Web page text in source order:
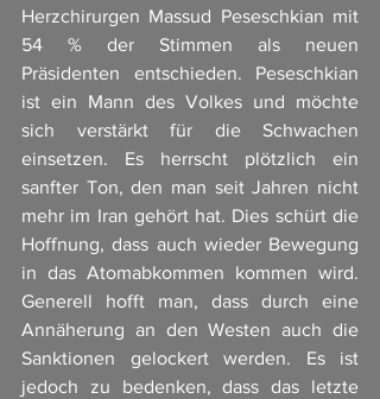
Herzchirurgen Massud Peseschkian mit
54 % der Stimmen als neuen
Präsidenten entschieden. Peseschkian
ist ein Mann des Volkes und möchte
sich verstärkt für die Schwachen
einsetzen. Es herrscht plötzlich ein
sanfter Ton, den man seit Jahren nicht
mehr im Iran gehört hat. Dies schürt die
Hoffnung, dass auch wieder Bewegung
in das Atomabkommen kommen wird.
Generell hofft man, dass durch eine
Annäherung an den Westen auch die
Sanktionen gelockert werden. Es ist
jedoch zu bedenken, dass das letzte